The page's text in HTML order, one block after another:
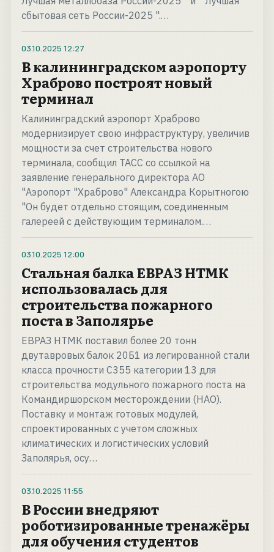
сбытовая сеть России-2025 ".…
03.10.2025 12:27
В калининградском аэропорту
Храброво построят новый
терминал
Калининградский аэропорт Храброво
модернизирует свою инфраструктуру, увеличив
мощности за счет строительства нового
терминала, сообщил ТАСС со ссылкой на
заявление генерального директора АО
"Аэропорт "Храброво" Александра Корытногою
"Он будет отдельно стоящим, соединенным
галереей с действующим терминалом.…
03.10.2025 12:00
Стальная балка ЕВРАЗ НТМК
использовалась для
строительства пожарного
поста в Заполярье
ЕВРАЗ НТМК поставил более 20 тонн
двутавровых балок 20Б1 из легированной стали
класса прочности С355 категории 13 для
строительства модульного пожарного поста на
Командиршорском месторождении (НАО).
Поставку и монтаж готовых модулей,
спроектированных с учетом сложных
климатических и логистических условий
Заполярья, осу…
03.10.2025 11:55
В России внедряют
роботизированные тренажёры
для обучения студентов